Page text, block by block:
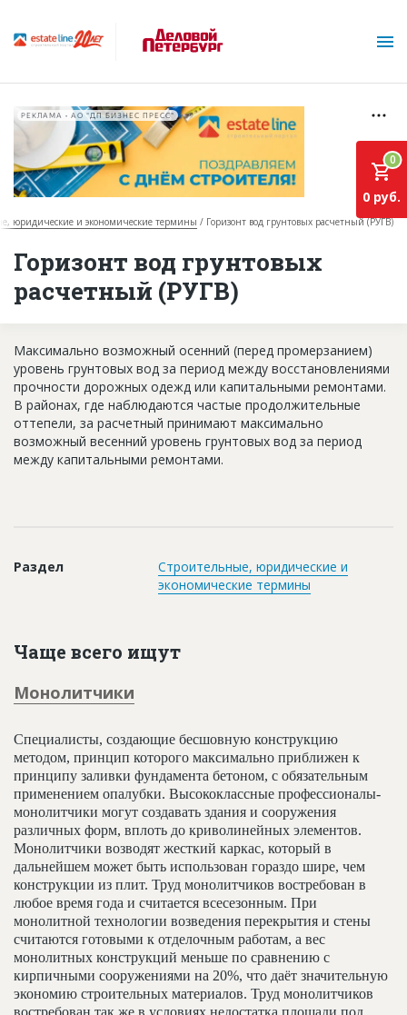
О проекте
Горячие объекты
База строящихся объектов
Инвестпроекты
Глоссарий
Новости
Платные услуги
РЕКЛАМА • АО "ДП БИЗНЕС ПРЕСС"
юридические и экономические термины Горизонт вод грунтовых расчетный (РУГВ)
Горизонт вод грунтовых
расчетный (РУГВ)
0
0 руб.
Максимально возможный осенний (перед промерзанием)
уровень грунтовых вод за период между восстановлениями
прочности дорожных одежд или капитальными ремонтами.
В районах, где наблюдаются частые продолжительные
оттепели, за расчетный принимают максимально
возможный весенний уровень грунтовых вод за период
между капитальными ремонтами.
Раздел
Строительные, юридические и
экономические термины
Чаще всего ищут
Монолитчики
Специалисты, создающие бесшовную конструкцию
методом, принцип которого максимально приближен к
принципу заливки фундамента бетоном, с обязательным
применением опалубки. Высококлассные профессионалы-
монолитчики могут создавать здания и сооружения
различных форм, вплоть до криволинейных элементов.
Монолитчики возводят жесткий каркас, который в
дальнейшем может быть использован гораздо шире, чем
конструкции из плит. Труд монолитчиков востребован в
любое время года и считается всесезонным. При
монолитной технологии возведения перекрытия и стены
считаются готовыми к отделочным работам, а вес
монолитных конструкций меньше по сравнению с
кирпичными сооружениями на 20%, что даёт значительную
экономию строительных материалов. Труд монолитчиков
востребован так же в условиях недостатка площади под